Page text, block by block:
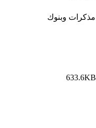
مذكرات وبنوك
633.6KB